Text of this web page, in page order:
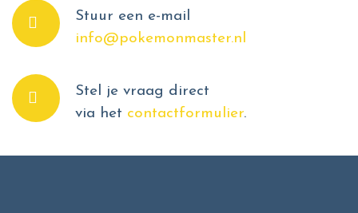
Stuur een e-mail
info@pokemonmaster.nl
Stel je vraag direct
via het contactformulier.